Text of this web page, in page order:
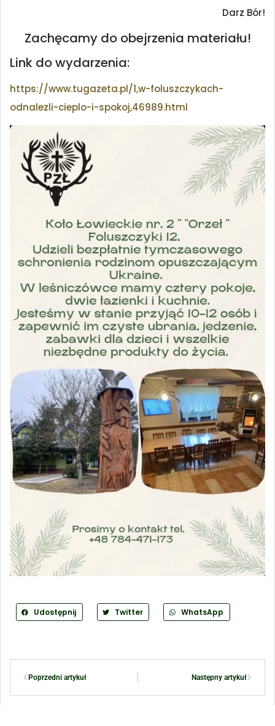
Darz Bór!
Zachęcamy do obejrzenia materiału!
Link do wydarzenia:
https://www.tugazeta.pl/1,w-foluszczykach-
odnalezli-cieplo-i-spokoj,46989.html
Udostępnij Twitter WhatsApp
Poprzedni artykuł Następny artykuł